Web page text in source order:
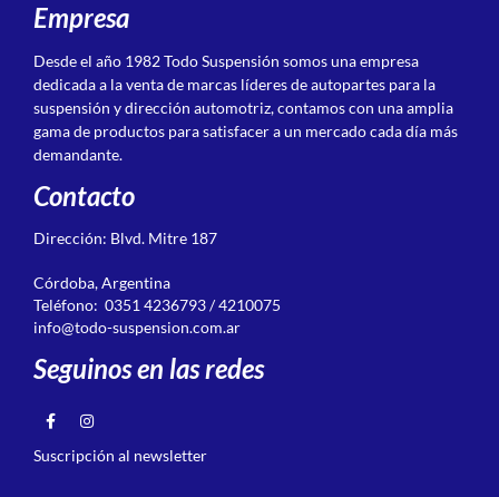
Empresa
Desde el año 1982 Todo Suspensión somos una empresa
dedicada a la venta de marcas líderes de autopartes para la
suspensión y dirección automotriz, contamos con una amplia
gama de productos para satisfacer a un mercado cada día más
demandante.
Contacto
Dirección: Blvd. Mitre 187
Córdoba, Argentina
Teléfono: 0351 4236793 / 4210075
info@todo-suspension.com.ar
Seguinos en las redes
Suscripción al newsletter